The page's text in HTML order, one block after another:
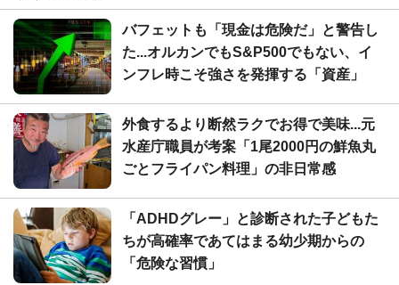
バフェットも「現金は危険だ」と警告し
た...オルカンでもS&P500でもない、イ
ンフレ時こそ強さを発揮する「資産」
外食するより断然ラクでお得で美味...元
水産庁職員が考案「1尾2000円の鮮魚丸
ごとフライパン料理」の非日常感
「ADHDグレー」と診断された子どもた
ちが高確率であてはまる幼少期からの
「危険な習慣」